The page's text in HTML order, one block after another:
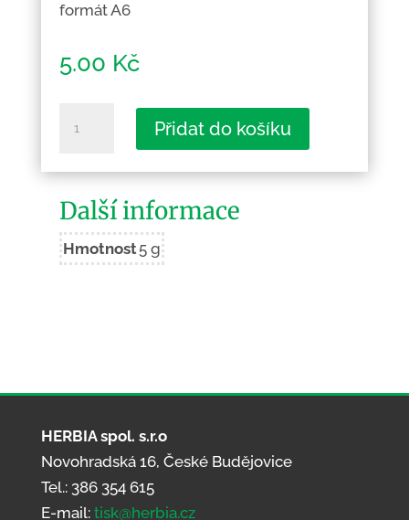
formát A6
5.00 Kč
množství
Přidat do košíku
Další informace
Hmotnost5 g
HERBIA spol. s.r.o
Novohradská 16, České Budějovice
Tel.: 386 354 615
E-mail: tisk@herbia.cz